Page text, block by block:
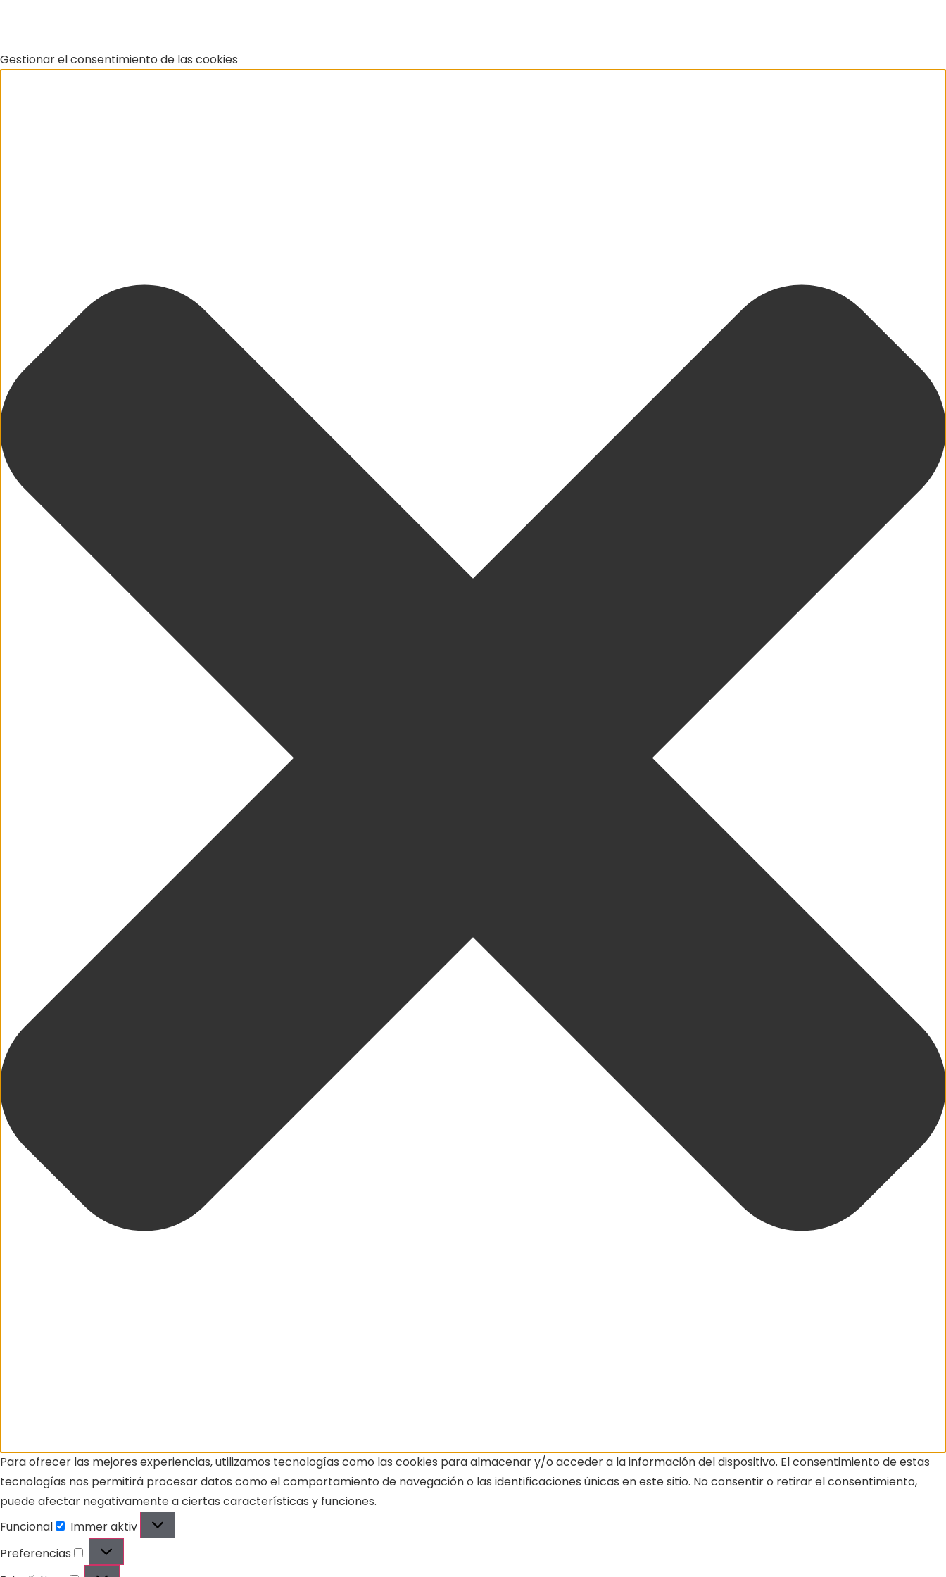
Gestionar el consentimiento de las cookies
Para ofrecer las mejores experiencias, utilizamos tecnologías como las cookies para almacenar y/o acceder a la información del dispositivo. El consentimiento de estas
tecnologías nos permitirá procesar datos como el comportamiento de navegación o las identificaciones únicas en este sitio. No consentir o retirar el consentimiento,
puede afectar negativamente a ciertas características y funciones.
Funcional
Immer aktiv
Preferencias